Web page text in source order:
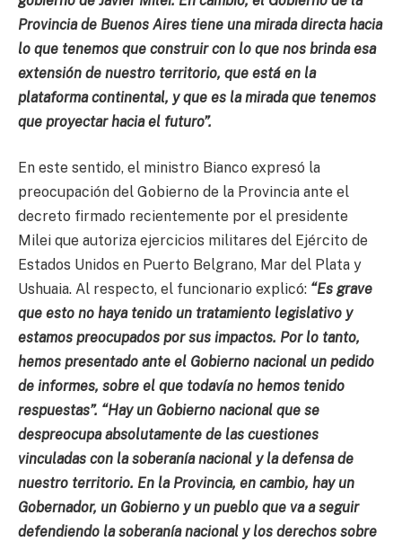
Provincia de Buenos Aires tiene una mirada directa hacia
lo que tenemos que construir con lo que nos brinda esa
extensión de nuestro territorio, que está en la
plataforma continental, y que es la mirada que tenemos
que proyectar hacia el futuro”.
En este sentido, el ministro Bianco expresó la
preocupación del Gobierno de la Provincia ante el
decreto firmado recientemente por el presidente
Milei que autoriza ejercicios militares del Ejército de
Estados Unidos en Puerto Belgrano, Mar del Plata y
Ushuaia. Al respecto, el funcionario explicó: “Es grave
que esto no haya tenido un tratamiento legislativo y
estamos preocupados por sus impactos. Por lo tanto,
hemos presentado ante el Gobierno nacional un pedido
de informes, sobre el que todavía no hemos tenido
respuestas”. “Hay un Gobierno nacional que se
despreocupa absolutamente de las cuestiones
vinculadas con la soberanía nacional y la defensa de
nuestro territorio. En la Provincia, en cambio, hay un
Gobernador, un Gobierno y un pueblo que va a seguir
defendiendo la soberanía nacional y los derechos sobre